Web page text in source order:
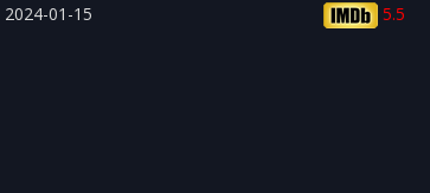
2024-01-15
5.5